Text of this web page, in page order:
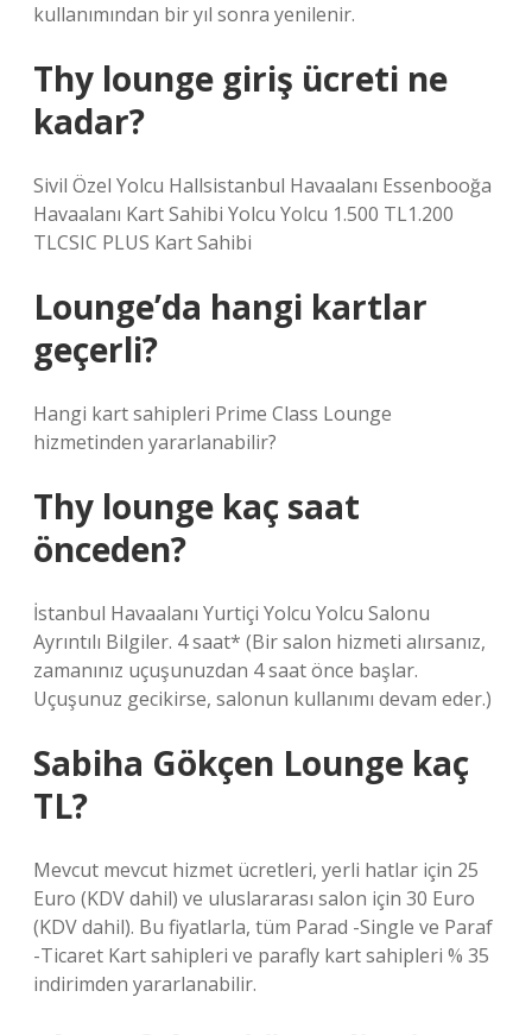
kullanımından bir yıl sonra yenilenir.
Thy lounge giriş ücreti ne
kadar?
Sivil Özel Yolcu Hallsistanbul Havaalanı Essenbooğa
Havaalanı Kart Sahibi Yolcu Yolcu 1.500 TL1.200
TLCSIC PLUS Kart Sahibi
Lounge’da hangi kartlar
geçerli?
Hangi kart sahipleri Prime Class Lounge
hizmetinden yararlanabilir?
Thy lounge kaç saat
önceden?
İstanbul Havaalanı Yurtiçi Yolcu Yolcu Salonu
Ayrıntılı Bilgiler. 4 saat* (Bir salon hizmeti alırsanız,
zamanınız uçuşunuzdan 4 saat önce başlar.
Uçuşunuz gecikirse, salonun kullanımı devam eder.)
Sabiha Gökçen Lounge kaç
TL?
Mevcut mevcut hizmet ücretleri, yerli hatlar için 25
Euro (KDV dahil) ve uluslararası salon için 30 Euro
(KDV dahil). Bu fiyatlarla, tüm Parad -Single ve Paraf
-Ticaret Kart sahipleri ve parafly kart sahipleri % 35
indirimden yararlanabilir.